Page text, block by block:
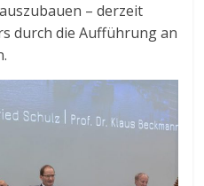
– derzeit
durch die Aufführung an